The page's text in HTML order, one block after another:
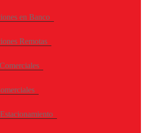
en Banco
Remotas